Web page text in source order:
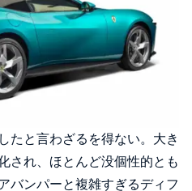
たと言わざるを得ない。大き
され、ほとんど没個性的とも
バンパーと複雑すぎるディフ